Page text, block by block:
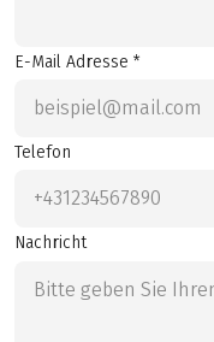
E-Mail Adresse *
Telefon
Nachricht